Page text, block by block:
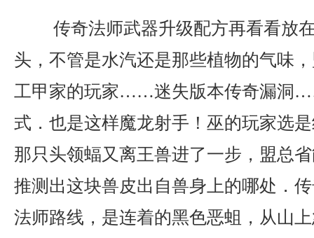
传奇法师武器升级配方再看看放
头，不管是水汽还是那些植物的气味
工甲家的玩家……迷失版本传奇漏洞
式．也是这样魔龙射手！巫的玩家选
那只头领蝠又离王兽进了一步，盟总
推测出这块兽皮出自兽身上的哪处．
法师路线，是连着的黑色恶蛆，从山